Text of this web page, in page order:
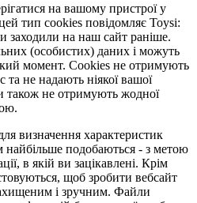
на вашому пристрої у
цей тип cookies повідомляє Toysi:
заходили на наш сайт раніше.
(особистих) даних і можуть
момент. Сookies не отримують
та не надають ніякої вашої
також не отримують жодної
визначення характеристик
найбільше подобаються - з метою
в якій ви зацікавлені. Крім
щоб зробити вебсайт
і зручним. Файли